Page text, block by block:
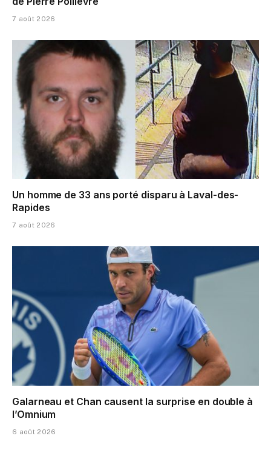
7 août 2026
Un homme de 33 ans porté disparu à Laval-des-
Rapides
7 août 2026
Galarneau et Chan causent la surprise en double à
l’Omnium
6 août 2026